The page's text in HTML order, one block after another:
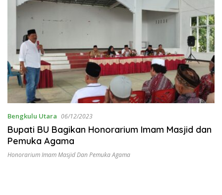
Bengkulu Utara 06/12/2023
Bupati BU Bagikan Honorarium Imam Masjid dan
Pemuka Agama
Honorarium Imam Masjid Dan Pemuka Agama